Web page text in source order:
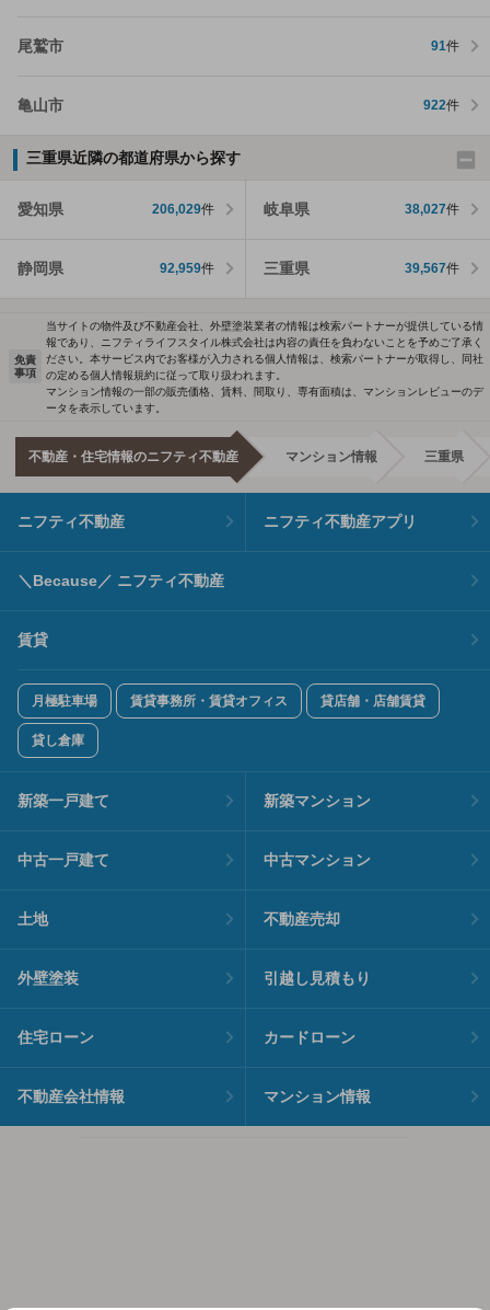
尾鷲市 91件
亀山市 922件
三重県近隣の都道府県から探す
愛知県 206,029件 岐阜県 38,027件
静岡県 92,959件 三重県 39,567件
免責
事項
当サイトの物件及び不動産会社、外壁塗装業者の情報は検索パートナーが提供している情
報であり、ニフティライフスタイル株式会社は内容の責任を負わないことを予めご了承く
ださい。本サービス内でお客様が入力される個人情報は、検索パートナーが取得し、同社
の定める個人情報規約に従って取り扱われます。
マンション情報の一部の販売価格、賃料、間取り、専有面積は、マンションレビューのデ
ータを表示しています。
不動産・住宅情報のニフティ不動産 マンション情報 三重県
ニフティ不動産 ニフティ不動産アプリ
＼Because／ ニフティ不動産
賃貸
月極駐車場 賃貸事務所・賃貸オフィス 貸店舗・店舗賃貸
貸し倉庫
新築一戸建て 新築マンション
中古一戸建て 中古マンション
土地 不動産売却
外壁塗装 引越し見積もり
住宅ローン カードローン
不動産会社情報 マンション情報